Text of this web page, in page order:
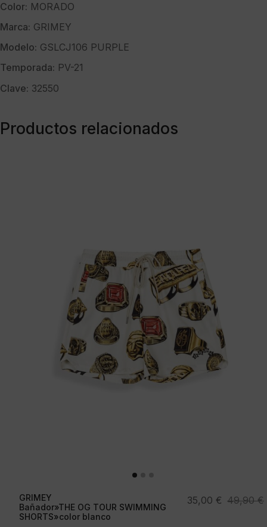
Color: MORADO
Marca: GRIMEY
Modelo: GSLCJ106 PURPLE
Temporada: PV-21
Clave: 32550
Productos relacionados
GRIMEY
Bañador»THE OG TOUR SWIMMING
SHORTS»color blanco
49,90€
El
35,00 €
El